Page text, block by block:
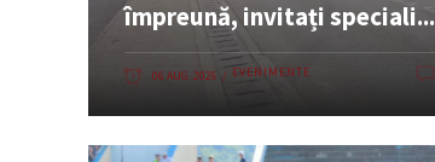
împreună, invitați speciali...
06 AUG. 2026 EVENIMENTE